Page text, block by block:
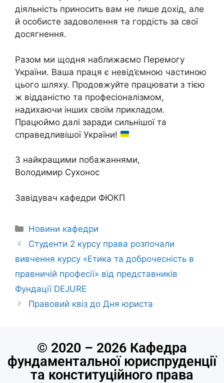
діяльність приносить вам не лише дохід, але
й особисте задоволення та гордість за свої
досягнення.
Разом ми щодня наближаємо Перемогу
України. Ваша праця є невід’ємною частиною
цього шляху. Продовжуйте працювати з тією
ж відданістю та професіоналізмом,
надихаючи інших своїм прикладом.
Працюймо далі заради сильнішої та
справедливішої України!
З найкращими побажаннями,
Володимир Сухонос
Завідувач кафедри ФЮКП
Новини кафедри
Студенти 2 курсу права розпочали
вивчення курсу «Етика та доброчесність в
правничій професії» від представників
Фундації DEJURE
Правовий квіз до Дня юриста
© 2020 – 2026 Кафедра
фундаментальної юриспруденції
та конституційного права